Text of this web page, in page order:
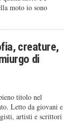
moto io sono
creature,
di
titolo nel
Letto da giovani e
artisti e scrittori